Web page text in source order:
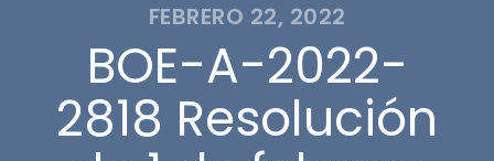
FEBRERO 22, 2022
BOE-A-2022-
2818 Resolución